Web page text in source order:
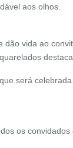
aos olhos.
vida ao
será
os